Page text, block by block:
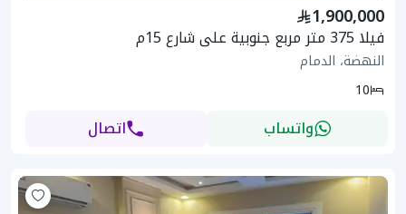
1,900,000
فيلا 375 متر مربع جنوبية على شارع 15م
النهضة، الدمام
10
واتساب اتصال